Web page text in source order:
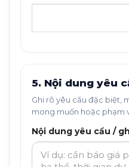
5. Nội dung yêu
Ghi rõ yêu cầu đặc biệt,
mong muốn hoặc phạm
Nội dung yêu cầu /